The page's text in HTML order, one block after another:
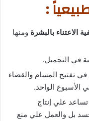
:
الاعتناء بالبشرة ومنها
في التجميل.
تفتيح المسام والقضاء
الواحد.
علي إنتاج
بل والعمل علي منع